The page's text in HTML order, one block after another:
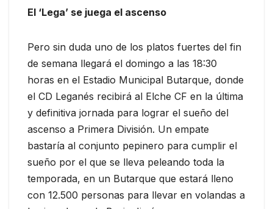
El ‘Lega’ se juega el ascenso
Pero sin duda uno de los platos fuertes del fin
de semana llegará el domingo a las 18:30
horas en el Estadio Municipal Butarque, donde
el CD Leganés recibirá al Elche CF en la última
y definitiva jornada para lograr el sueño del
ascenso a Primera División. Un empate
bastaría al conjunto pepinero para cumplir el
sueño por el que se lleva peleando toda la
temporada, en un Butarque que estará lleno
con 12.500 personas para llevar en volandas a